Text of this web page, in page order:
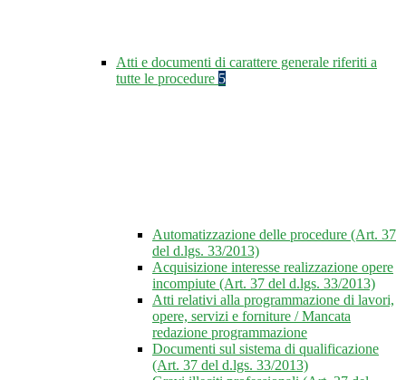
Atti e documenti di carattere generale riferiti a
tutte le procedure 5
Automatizzazione delle procedure (Art. 37
del d.lgs. 33/2013)
Acquisizione interesse realizzazione opere
incompiute (Art. 37 del d.lgs. 33/2013)
Atti relativi alla programmazione di lavori,
opere, servizi e forniture / Mancata
redazione programmazione
Documenti sul sistema di qualificazione
(Art. 37 del d.lgs. 33/2013)